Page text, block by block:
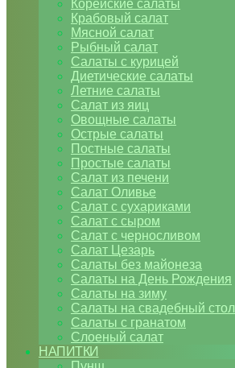
Корейские салаты
Крабовый салат
Мясной салат
Рыбный салат
Салаты с курицей
Диетические салаты
Летние салаты
Салат из яиц
Овощные салаты
Острые салаты
Постные салаты
Простые салаты
Салат из печени
Салат Оливье
Салат с сухариками
Салат с сыром
Салат с черносливом
Салат Цезарь
Салаты без майонеза
Салаты на День Рождения
Салаты на зиму
Салаты на свадебный стол
Салаты с гранатом
Слоеный салат
НАПИТКИ